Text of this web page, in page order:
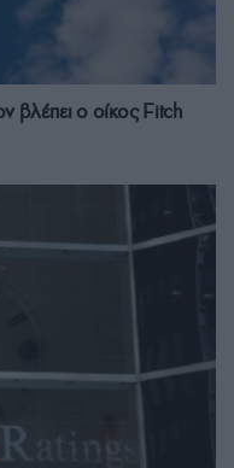
βλέπει ο οίκος Fitch